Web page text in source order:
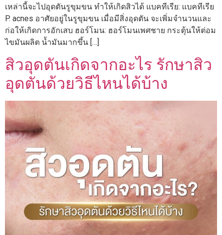
เหล่านี้จะไปอุดตันรูขุมขน ทำให้เกิดสิวได้ แบคทีเรีย: แบคทีเรีย
P. acnes อาศัยอยู่ในรูขุมขน เมื่อมีสิ่งอุดตัน จะเพิ่มจำนวนและ
ก่อให้เกิดการอักเสบ ฮอร์โมน: ฮอร์โมนเพศชาย กระตุ้นให้ต่อม
ไขมันผลิต น้ำมันมากขึ้น […]
สิวอุดตันเกิดจากอะไร รักษาสิว
อุดตันด้วยวิธีไหนได้บ้าง